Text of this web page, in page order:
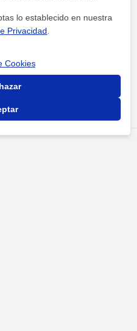
online Ciencias
lo establecido en nuestra
Privacidad
Cookies